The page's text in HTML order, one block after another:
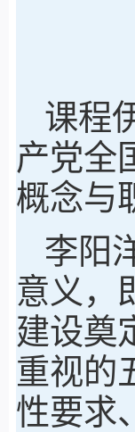
课程
产党全
概念与
李阳
意义，
建设奠
重视的
性要求